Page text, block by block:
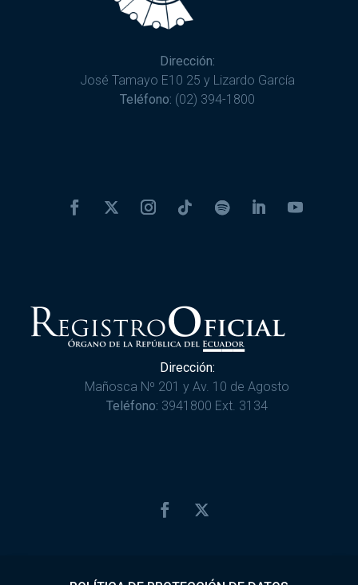
Dirección:
José Tamayo E10 25 y Lizardo García
Teléfono: (02) 394-1800
Dirección:
Mañosca Nº 201 y Av. 10 de Agosto
Teléfono: 3941800 Ext. 3134